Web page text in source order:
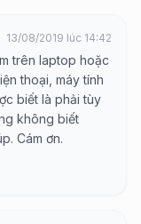
13/08/2019 lúc 14:42
trên laptop hoặc
thoại, máy tính
biết là phải tùy
không biết
Cám ơn.